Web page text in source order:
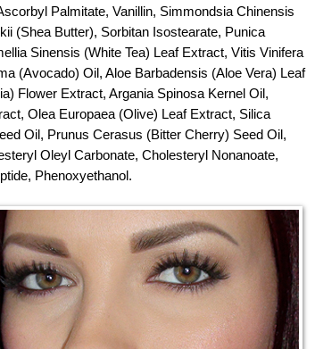
Palmitate, Vanillin, Simmondsia Chinensis
(Shea Butter), Sorbitan Isostearate, Punica
Sinensis (White Tea) Leaf Extract, Vitis Vinifera
(Avocado) Oil, Aloe Barbadensis (Aloe Vera) Leaf
Flower Extract, Argania Spinosa Kernel Oil,
Olea Europaea (Olive) Leaf Extract, Silica
Oil, Prunus Cerasus (Bitter Cherry) Seed Oil,
Oleyl Carbonate, Cholesteryl Nonanoate,
Phenoxyethanol.